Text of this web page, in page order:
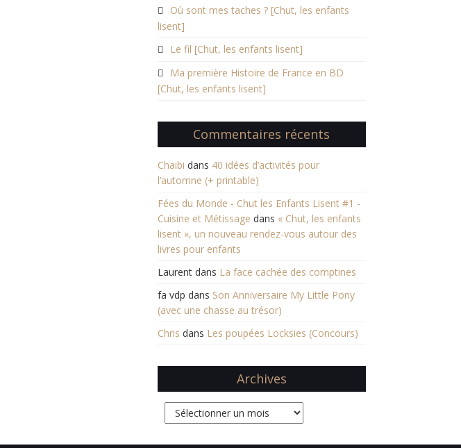
Où sont mes taches ? [Chut, les enfants
lisent]
Le fil [Chut, les enfants lisent]
Ma première Histoire de France en BD
[Chut, les enfants lisent]
Commentaires récents
Chaibi dans 40 idées d’activités pour
l’automne (+ printable)
Fées du Monde - Chut les Enfants Lisent #1 -
Cuisine et Métissage dans « Chut, les enfants
lisent », un nouveau rendez-vous autour des
livres pour enfants
Laurentdans La face cachée des comptines
fa vdp dans Son Anniversaire My Little Pony
(avec une chasse au trésor)
Chris dans Les poupées Locksies (Concours)
Archives
Archives